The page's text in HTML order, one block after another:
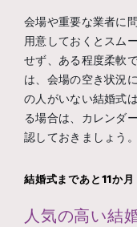
会場や重要な業者に
用意しておくとスム
せず、ある程度柔軟
は、会場の空き状況
の人がいない結婚式
る場合は、カレンダ
認しておきましょう。
結婚式まであと11か月
人気の高い結